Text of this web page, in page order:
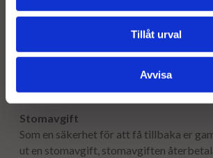
Tillåt urval
Avvisa
Leveranstid:
Stomavgift
Som en säkerhet för att få tillbaka er
ut en stomavgift, stomavgiften